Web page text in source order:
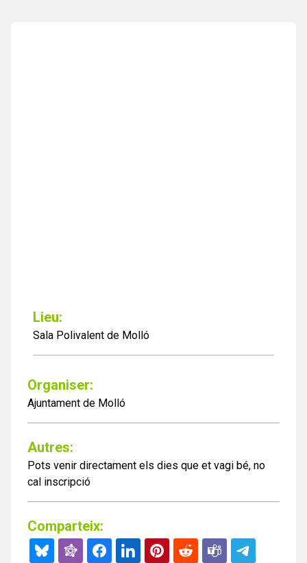
Lieu:
Sala Polivalent de Molló
Organiser:
Ajuntament de Molló
Autres:
Pots venir directament els dies que et vagi bé, no
cal inscripció
Comparteix: